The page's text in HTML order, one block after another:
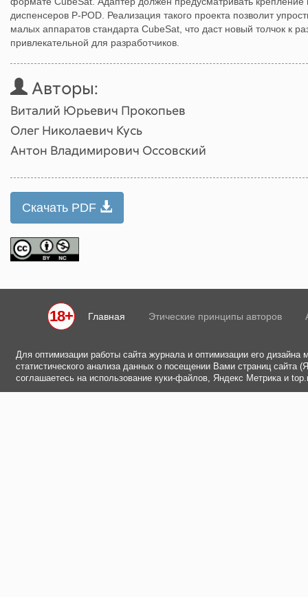
диспенсеров P-POD. Реализация такого проекта позволит
малых аппаратов стандарта CubeSat, что даст новый толчок к
привлекательной для разработчиков.
Авторы:
Виталий Юрьевич Прокопьев
Олег Николаевич Кусь
Антон Владимирович Оссовский
Скачать PDF
18+ Главная Этические принципы авторов
Для оптимизации работы сайта журнала и оптимизации его
статистического анализа данных о посещении Вами страниц
соглашаетесь на использование куки-файлов, Яндекс Метрика и